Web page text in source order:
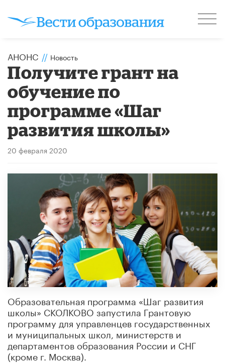
АНОНС // Новость
Получите грант на
обучение по
программе «Шаг
развития школы»
20 февраля 2020
Образовательная программа «Шаг развития
школы» СКОЛКОВО запустила Грантовую
программу для управленцев государственных
и муниципальных школ, министерств и
департаментов образования России и СНГ
(кроме г. Москва).